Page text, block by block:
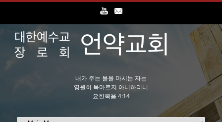
내가 주는 물을 마시는 자는
영원히 목마르지 아니하리니
요한복음 4:14